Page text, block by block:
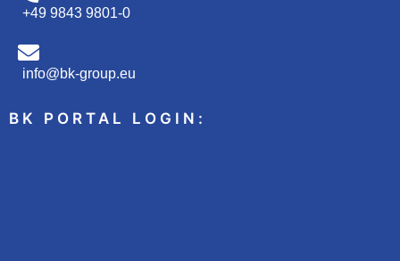
+49 9843 9801-0
info@bk-group.eu
BK PORTAL LOGIN: